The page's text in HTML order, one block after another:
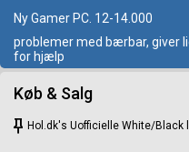
Ny Gamer PC. 12-14.000
problemer med bærbar, giver
for hjælp
Køb & Salg
keep Hol.dk's Uofficielle White/Black